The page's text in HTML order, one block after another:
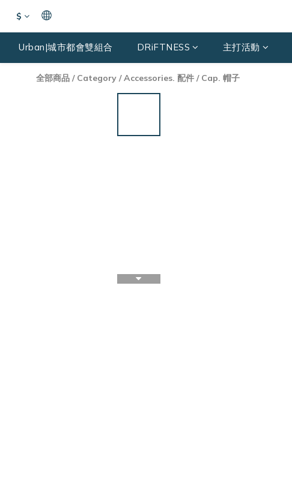
$
Urban|城市都會雙組合 DRiFTNESS 主打活動
全部商品 / Category /Accessories. 配件 / Cap. 帽子